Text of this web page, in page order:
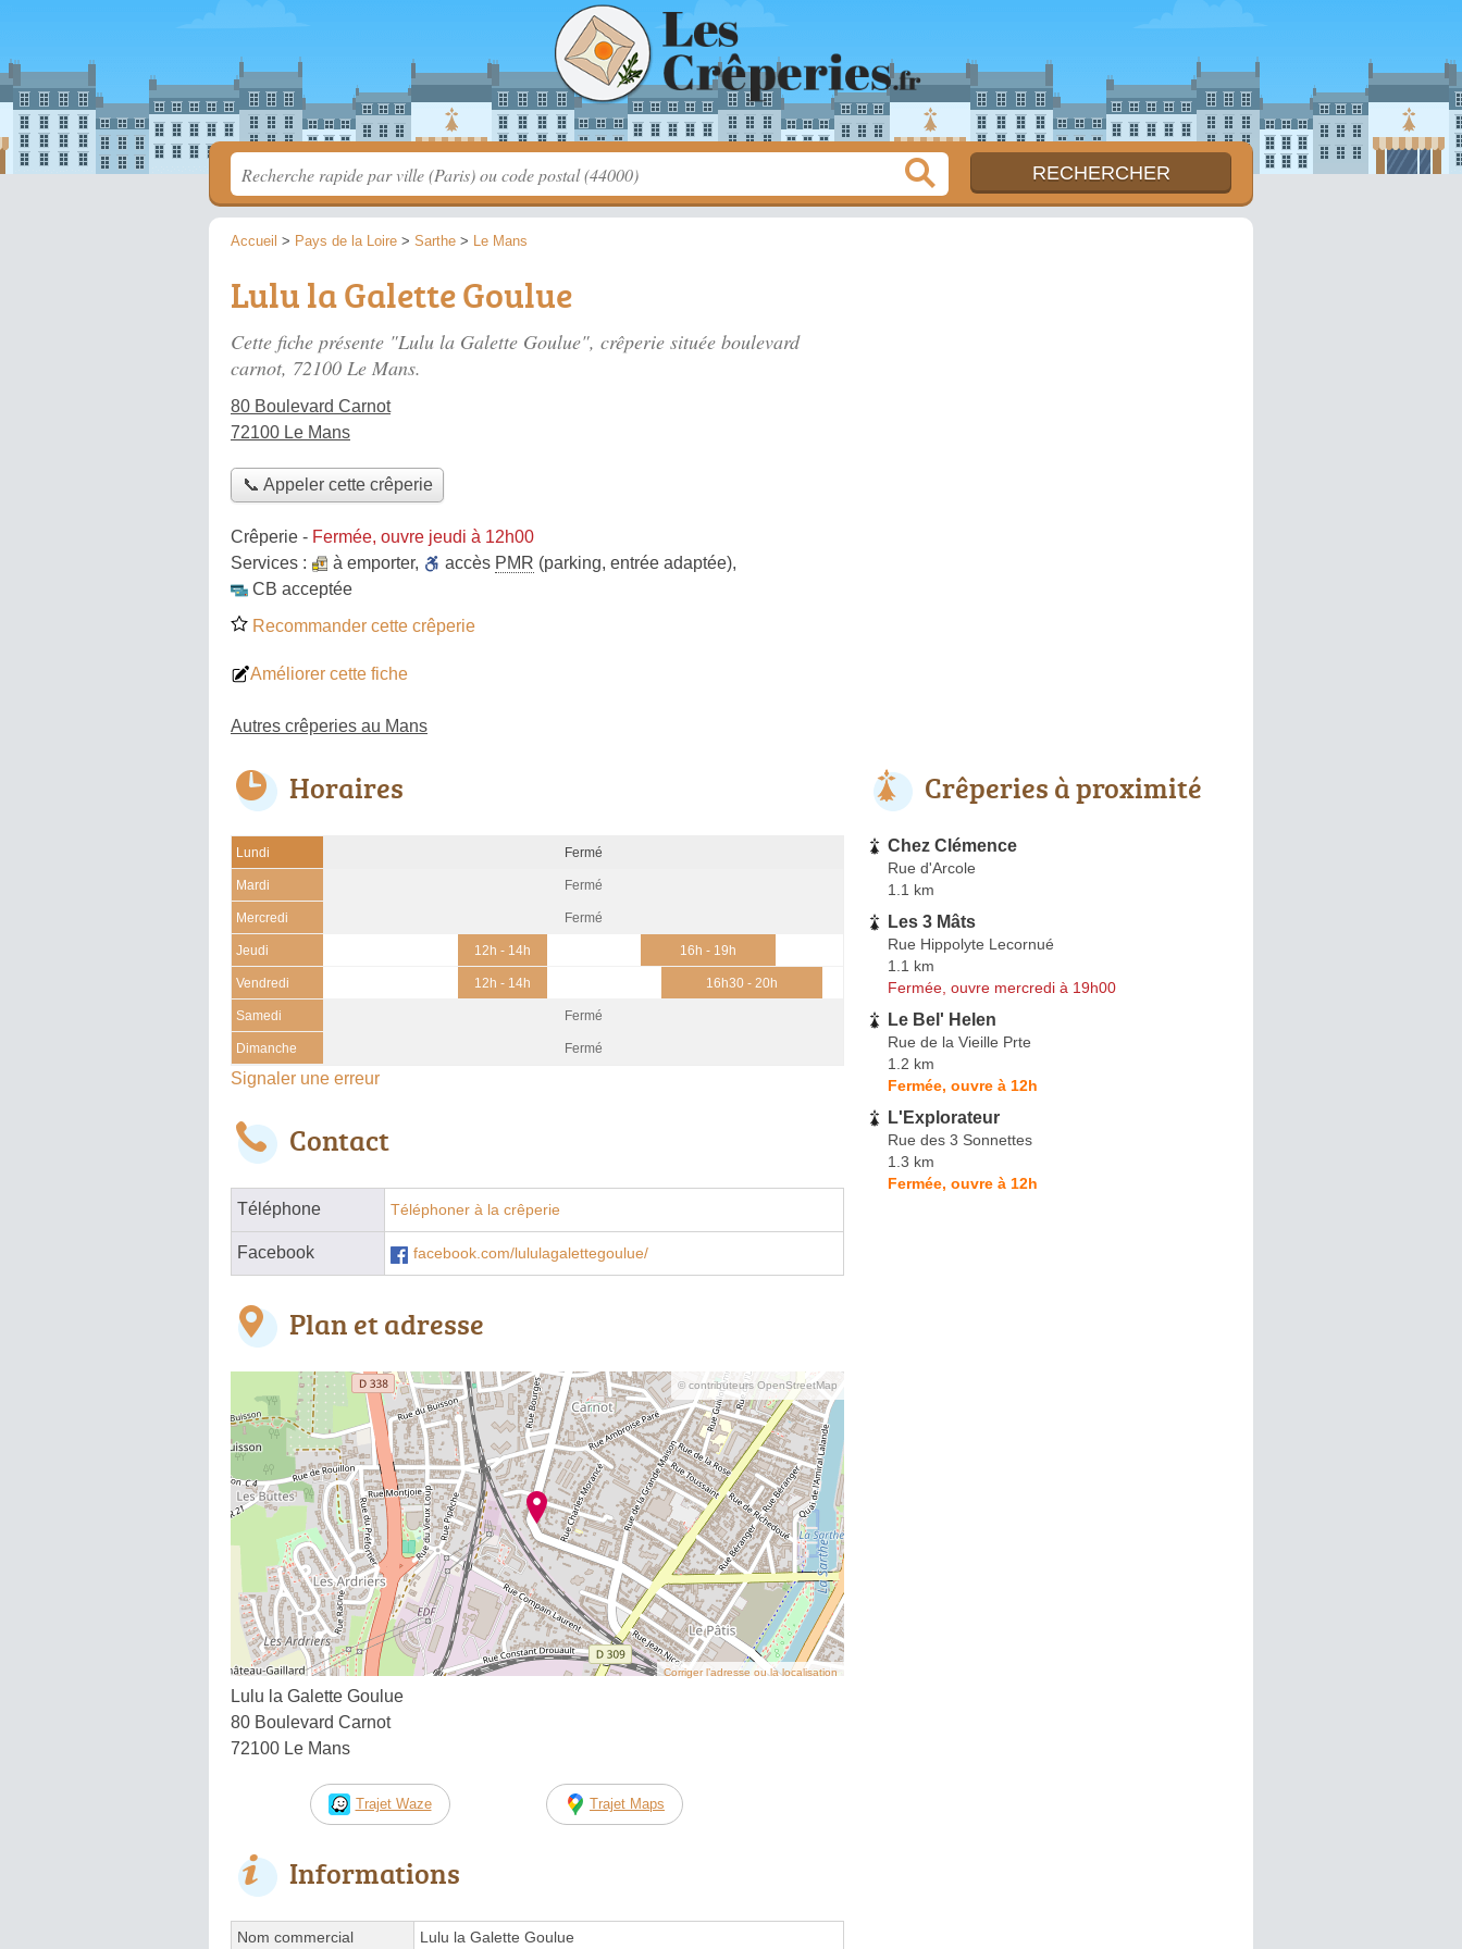
Accueil > Pays de la Loire > Sarthe > Le Mans
Lulu la Galette Goulue
Cette fiche présente "Lulu la Galette Goulue", crêperie située boulevard
carnot, 72100 Le Mans.
80 Boulevard Carnot
72100 Le Mans
📞 Appeler cette crêperie
Crêperie - Fermée, ouvre jeudi à 12h00
Services :
à emporter, accès PMR (parking, entrée adaptée),
CB acceptée
Recommander cette crêperie
Améliorer cette fiche
Autres crêperies au Mans
Horaires
Lundi Fermé
Mardi Fermé
Mercredi Fermé
Jeudi 12h - 14h 16h - 19h
Vendredi 12h - 14h 16h30 - 20h
Samedi Fermé
Dimanche Fermé
Signaler une erreur
Contact
Téléphone Téléphoner à la crêperie
Facebook facebook.com/lululagalettegoulue/
Plan et adresse
© contributeurs OpenStreetMap
Corriger l’adresse ou la localisation
Lulu la Galette Goulue
80 Boulevard Carnot
72100 Le Mans
Trajet Waze Trajet Maps
Informations
Nom commercial Lulu la Galette Goulue
Crêperies à proximité
Chez Clémence
Rue d'Arcole
1.1 km
Les 3 Mâts
Rue Hippolyte Lecornué
1.1 km
Fermée, ouvre mercredi à 19h00
Le Bel' Helen
Rue de la Vieille Prte
1.2 km
Fermée, ouvre à 12h
L'Explorateur
Rue des 3 Sonnettes
1.3 km
Fermée, ouvre à 12h